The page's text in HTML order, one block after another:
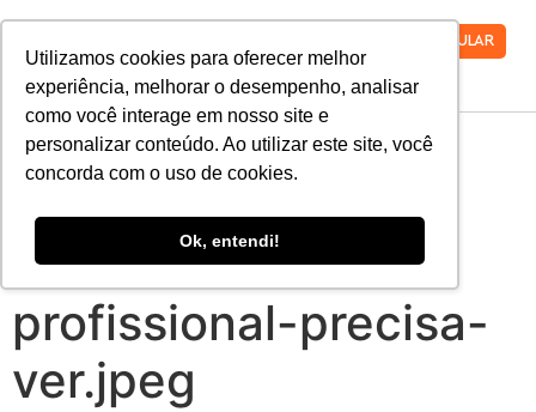
Utilizamos cookies para oferecer melhor
experiência, melhorar o desempenho, analisar
como você interage em nosso site e
personalizar conteúdo. Ao utilizar este site, você
concorda com o uso de cookies.
Ok, entendi!
VESTIBULAR
9-filmes-sobre-
engenharia-que-
todo-futuro-
profissional-precisa-
ver.jpeg